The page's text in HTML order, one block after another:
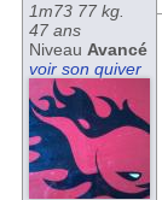
1m73 77 kg.
47 ans
Niveau Avancé
voir son quiver